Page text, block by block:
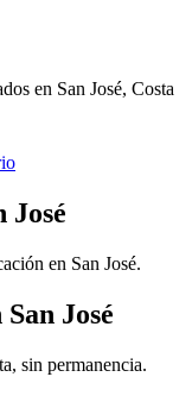
en San José, Costa
José
en San José.
José
sin permanencia.